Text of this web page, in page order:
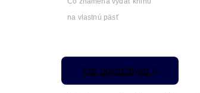
na vlastnú päsť
Pre pokročilých